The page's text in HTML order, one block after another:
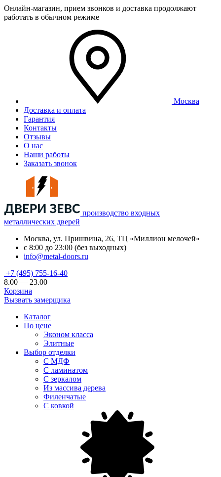
Онлайн-магазин, прием звонков и доставка продолжают
работать в обычном режиме
Москва
Доставка и оплата
Гарантия
Контакты
Отзывы
О нас
Наши работы
Заказать звонок
производство входных
металлических дверей
Москва, ул. Пришвина, 26, ТЦ «Миллион мелочей»
с 8:00 до 23:00 (без выходных)
info@metal-doors.ru
+7 (495) 755-16-40
8.00 — 23.00
Корзина
Вызвать замерщика
Каталог
По цене
Эконом класса
Элитные
Выбор отделки
С МДФ
С ламинатом
С зеркалом
Из массива дерева
Филенчатые
С ковкой